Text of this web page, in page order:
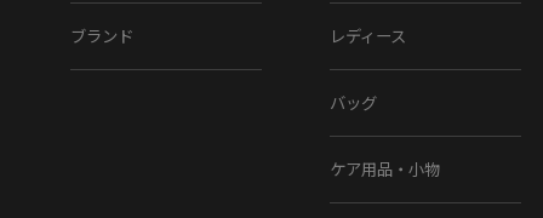
ブランド レディース
バッグ
ケア用品・小物